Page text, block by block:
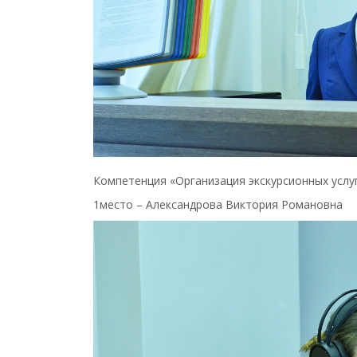
Компетенция «Организация экскурсионных
1место – Александрова Виктория Романовна